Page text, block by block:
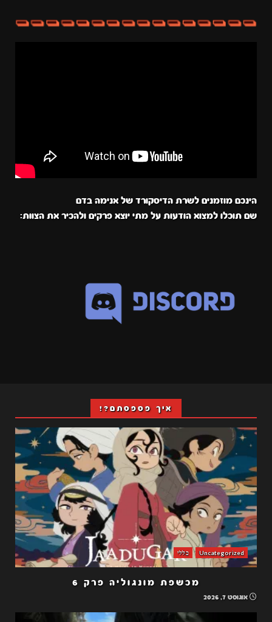
הינכם מוזמנים לשרת הדיסקורד של אנימה בדם
שם תוכלו למצוא הודעות על מתי יוצא פרקים ולהכיר את הצוות:
איך פספסתם?!
Uncategorized כללי
מכשפת מונגוליה פרק 6
אוגוסט 7, 2026